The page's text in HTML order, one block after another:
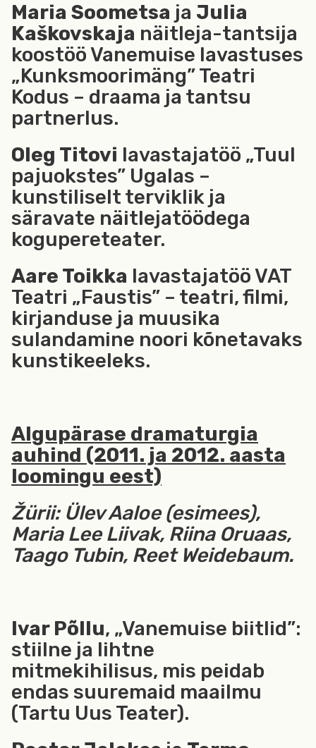
Maria Soometsa ja Julia
Kaškovskaja näitleja-tantsija
koostöö Vanemuise lavastuses
„Kunksmoorimäng” Teatri
Kodus – draama ja tantsu
partnerlus.
Oleg Titovi lavastajatöö „Tuul
pajuokstes” Ugalas –
kunstiliselt terviklik ja
säravate näitlejatöödega
kogupereteater.
Aare Toikka lavastajatöö VAT
Teatri „Faustis” – teatri, filmi,
kirjanduse ja muusika
sulandamine noori kõnetavaks
kunstikeeleks.
Algupärase dramaturgia
auhind (2011. ja 2012. aasta
loomingu eest)
Žürii: Ülev Aaloe (esimees),
Maria Lee Liivak, Riina Oruaas,
Taago Tubin, Reet Weidebaum.
Ivar Põllu, „Vanemuise biitlid”:
stiilne ja lihtne
mitmekihilisus, mis peidab
endas suuremaid maailmu
(Tartu Uus Teater).